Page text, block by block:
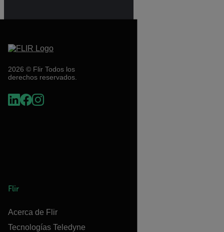
2026 © Flir Todos los
derechos reservados.
Flir
Acerca de Flir
Tecnologías Teledyne